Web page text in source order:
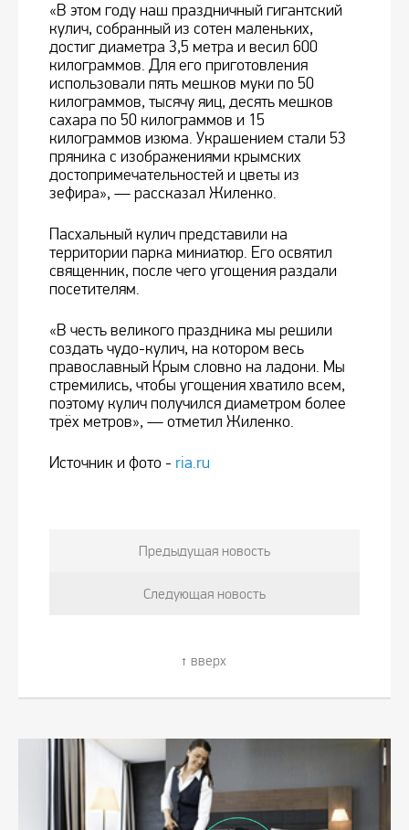
«В этом году наш праздничный гигантский
кулич, собранный из сотен маленьких,
достиг диаметра 3,5 метра и весил 600
килограммов. Для его приготовления
использовали пять мешков муки по 50
килограммов, тысячу яиц, десять мешков
сахара по 50 килограммов и 15
килограммов изюма. Украшением стали 53
пряника с изображениями крымских
достопримечательностей и цветы из
зефира», — рассказал Жиленко.
Пасхальный кулич представили на
территории парка миниатюр. Его освятил
священник, после чего угощения раздали
посетителям.
«В честь великого праздника мы решили
создать чудо-кулич, на котором весь
православный Крым словно на ладони. Мы
стремились, чтобы угощения хватило всем,
поэтому кулич получился диаметром более
трёх метров», — отметил Жиленко.
Источник и фото - ria.ru
Предыдущая новость
Следующая новость
вверх